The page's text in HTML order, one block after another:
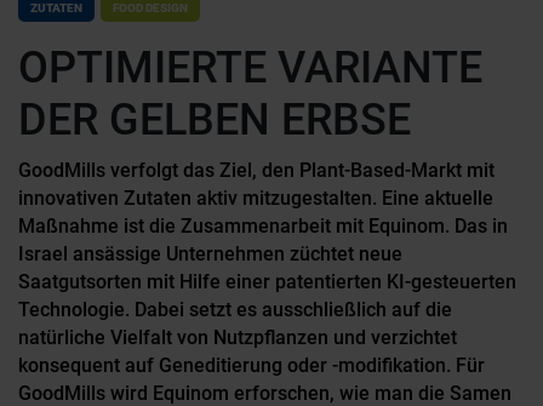
ZUTATEN FOOD DESIGN
OPTIMIERTE VARIANTE
DER GELBEN ERBSE
GoodMills verfolgt das Ziel, den Plant-Based-Markt mit
innovativen Zutaten aktiv mitzugestalten. Eine aktuelle
Maßnahme ist die Zusammenarbeit mit Equinom. Das in
Israel ansässige Unternehmen züchtet neue
Saatgutsorten mit Hilfe einer patentierten KI‑gesteuerten
Technologie. Dabei setzt es ausschließlich auf die
natürliche Vielfalt von Nutzpflanzen und verzichtet
konsequent auf Geneditierung oder -modifikation. Für
GoodMills wird Equinom erforschen, wie man die Samen